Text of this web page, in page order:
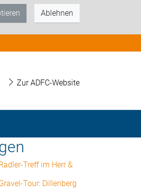
Ablehnen
Zur ADFC-Website
Treff im Herr &
Tour: Dillenberg